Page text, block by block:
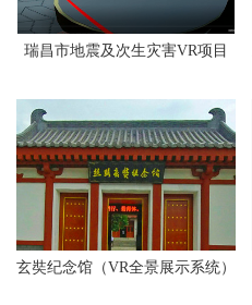
瑞昌市地震及次生灾害VR项目
玄奘纪念馆（VR全景展示系统）